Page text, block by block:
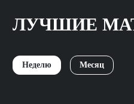
ЛУЧШИЕ
Неделю Месяц